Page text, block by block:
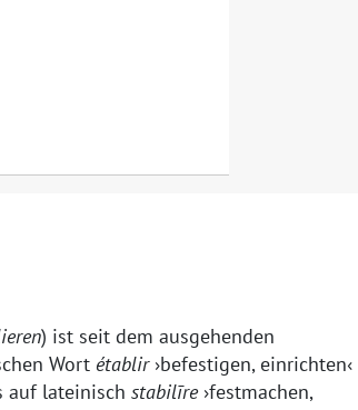
) ist seit dem ausgehenden
Wort établir befestigen, einrichten
auf lateinischstabilīre festmachen,